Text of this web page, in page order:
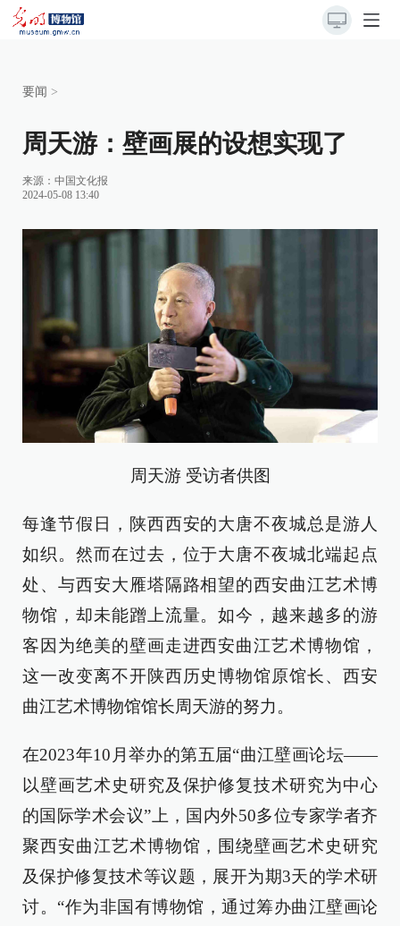
要闻 >
周天游：壁画展的设想实现了
来源： 中国文化报
2024-05-08 13:40
周天游 受访者供图
每逢节假日，陕西西安的大唐不夜城总是游人
如织。然而在过去，位于大唐不夜城北端起点
处、与西安大雁塔隔路相望的西安曲江艺术博
物馆，却未能蹭上流量。如今，越来越多的游
客因为绝美的壁画走进西安曲江艺术博物馆，
这一改变离不开陕西历史博物馆原馆长、西安
曲江艺术博物馆馆长周天游的努力。
在2023年10月举办的第五届“曲江壁画论坛——
以壁画艺术史研究及保护修复技术研究为中心
的国际学术会议”上，国内外50多位专家学者齐
聚西安曲江艺术博物馆，围绕壁画艺术史研究
及保护修复技术等议题，展开为期3天的学术研
讨。“作为非国有博物馆，通过筹办曲江壁画论